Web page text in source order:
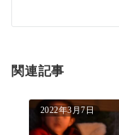
シ
ン
関連記事
2022年3月7日